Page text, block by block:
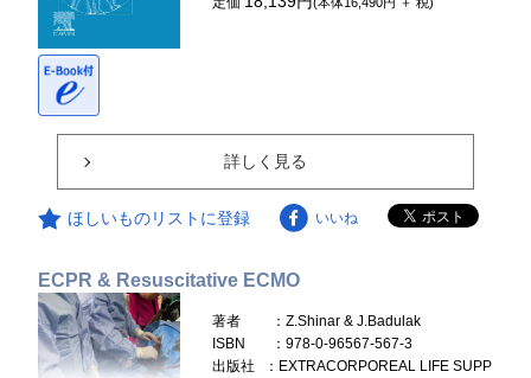
詳しく見る
ほしいものリストに登録 いいね
ECPR & Resuscitative ECMO
著者
：Z.Shinar & J.Badulak
ISBN
：978-0-96567-567-3
出版社
：EXTRACORPOREAL LIFE SUPP